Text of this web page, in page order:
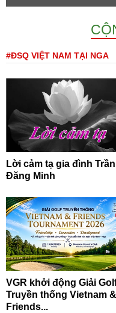
#ĐSQ VIỆT NAM TẠI NGA
Lời cảm tạ gia đình Trần
Đăng Minh
VGR khởi động Giải
Truyền thống Vietnam &
Friends...